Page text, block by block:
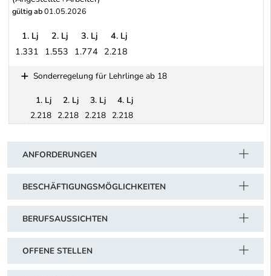
gültig ab01.05.2026
1. Lj 2. Lj 3. Lj
4. Lj
1.331 1.553 1.774 2.218
Sonderregelung für Lehrlinge ab 18
1. Lj 2. Lj 3. Lj
4. Lj
2.218 2.218 2.218 2.218
ANFORDERUNGEN
BESCHÄFTIGUNGSMÖGLICHKEITEN
BERUFSAUSSICHTEN
OFFENE STELLEN